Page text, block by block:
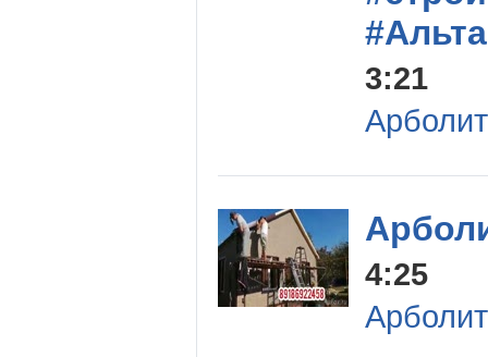
3:21
4:25